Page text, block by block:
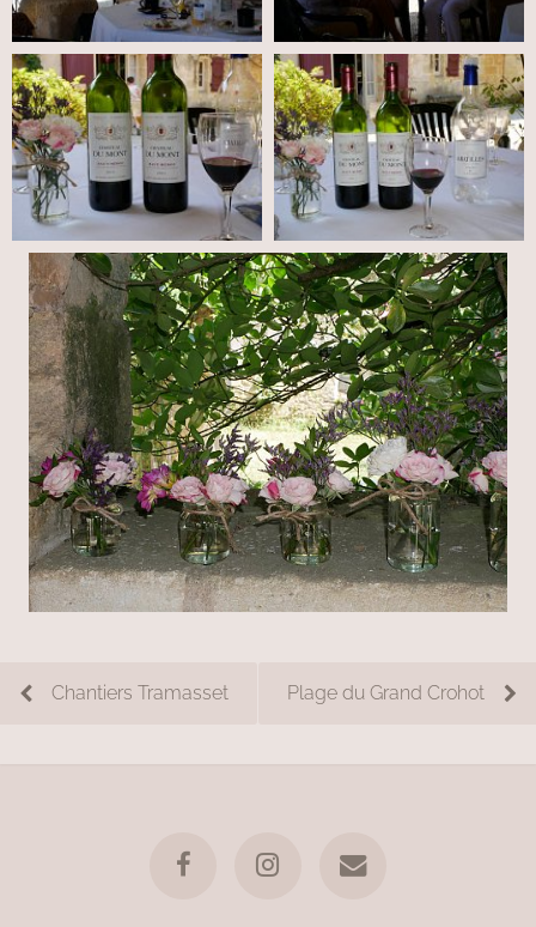
Chantiers Tramasset Plage du Grand Crohot